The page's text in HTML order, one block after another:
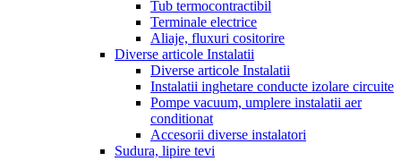
Tub termocontractibil
Terminale electrice
Aliaje, fluxuri cositorire
Diverse articole Instalatii
Diverse articole Instalatii
Instalatii inghetare conducte izolare circuite
Pompe vacuum, umplere instalatii aer
conditionat
Accesorii diverse instalatori
Sudura, lipire tevi